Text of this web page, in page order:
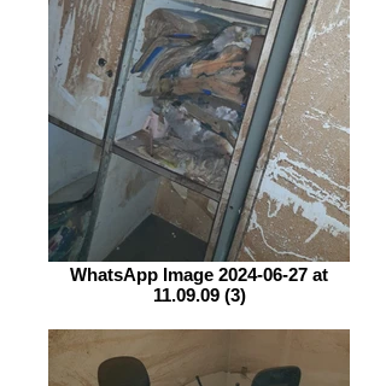
WhatsApp Image 2024-06-27 at
11.09.09 (3)